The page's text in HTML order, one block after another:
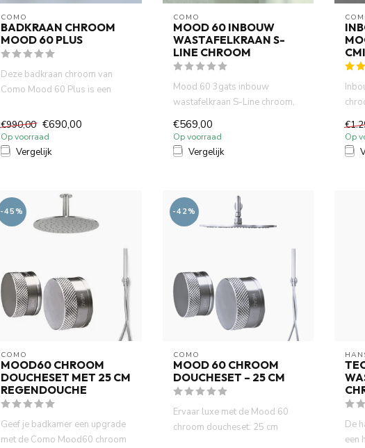
COMO
BADKRAAN CHROOM
MOOD 60 PLUS
Deze badkraan chroom van
Como Mood 60 Plus is een
therm...
€990,00 €690,00
Op voorraad
Vergelijk
COMO
MOOD 60 INBOUW
WASTAFELKRAAN S-
LINE CHROOM
Mood 60 3gats inbouw
wastafelkraan S-Line chroom,
messi...
€569,00
Op voorraad
Vergelijk
Op
-45%
COMO
MOOD60 CHROOM
DOUCHESET MET 25 CM
REGENDOUCHE
Geef je badkamer een upgrade
met de Como Mood60 chroom
-42%
COMO
MOOD 60 CHROOM
DOUCHESET – 25 CM
Ervaar luxe met de Mood 60
chroom doucheset: 25 cm
De
een